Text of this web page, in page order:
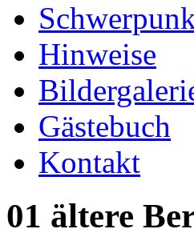
Hinweise
Gästebuch
Kontakt
01 ältere